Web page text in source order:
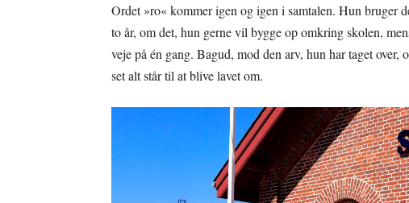
Ordet »ro« kommer igen og igen i samtalen. Hun bruger
to år, om det, hun gerne vil bygge op omkring skolen,
veje på én gang. Bagud, mod den arv, hun har taget
set alt står til at blive lavet om.